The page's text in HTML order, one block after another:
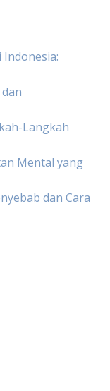
Langkah
Mental yang
dan Cara